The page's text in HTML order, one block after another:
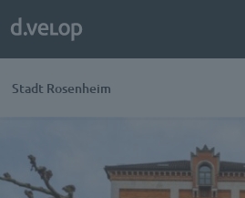
Stadt Rosenheim